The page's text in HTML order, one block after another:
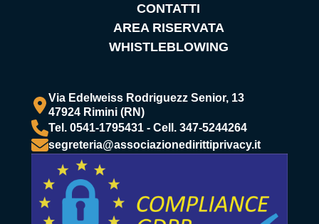
CONTATTI
AREA RISERVATA
WHISTLEBLOWING
Via Edelweiss Rodriguezz Senior, 13
47924 Rimini (RN)
Tel. 0541-1795431 - Cell. 347-5244264
segreteria@associazionedirittiprivacy.it